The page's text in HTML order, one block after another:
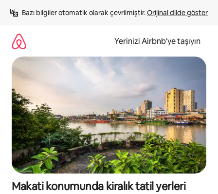
atla
Bazı bilgiler otomatik olarak çevrilmiştir. Orijinal dilde göster
Yerinizi Airbnb'ye taşıyın
Makati konumunda kiralık tatil yerleri